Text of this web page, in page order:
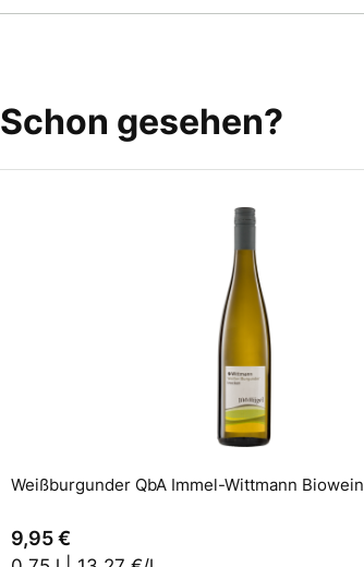
Schon gesehen?
Weißburgunder QbA Immel-Wittmann Biowein
9,95 €